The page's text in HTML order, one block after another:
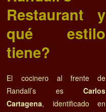
Restaurant y
qué estilo
tiene?
El cocinero al frente de
Randall’s esCarlos
Cartagena, identificado en